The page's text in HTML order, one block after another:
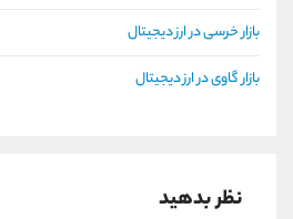
بازار خرسی در ارز دیجیتال
بازار گاوی در ارز دیجیتال
نظر بدهید